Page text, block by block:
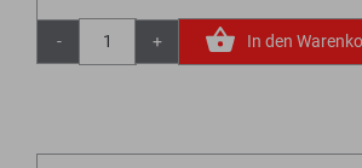
- + In den